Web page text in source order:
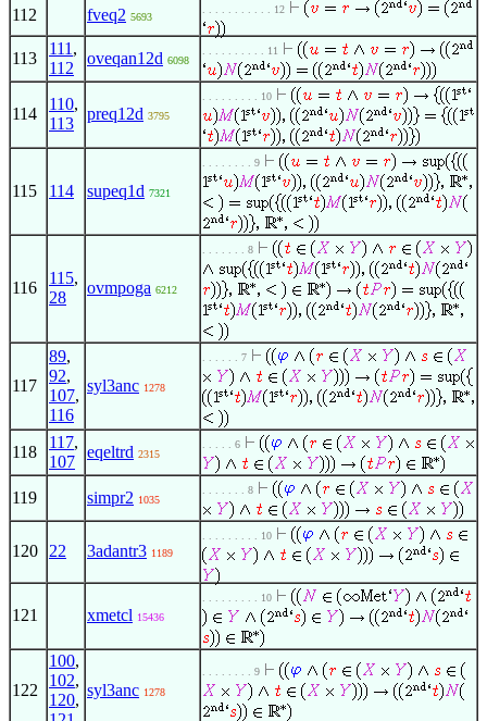
112 fveq2 5693
. . . . . . . . . . . 12
113
111 ,
112
oveqan12d 6098
. . . . . . . . . . 11
114
110,
113
preq12d 3795
. . . . . . . . . 10
115 114 supeq1d 7321
. . . . . . . . 9
116
115,
28
ovmpoga 6212
. . . . . . . 8
117
89,
92,
107,
116
syl3anc 1278
. . . . . . 7
118
117,
107
eqeltrd 2315
. . . . . 6
119 simpr2 1035
. . . . . . . 8
120 22 3adantr3 1189
. . . . . . . . . 10
121 xmetcl 15436
. . . . . . . . . 10
122
100,
102,
120,
syl3anc 1278
. . . . . . . . 9